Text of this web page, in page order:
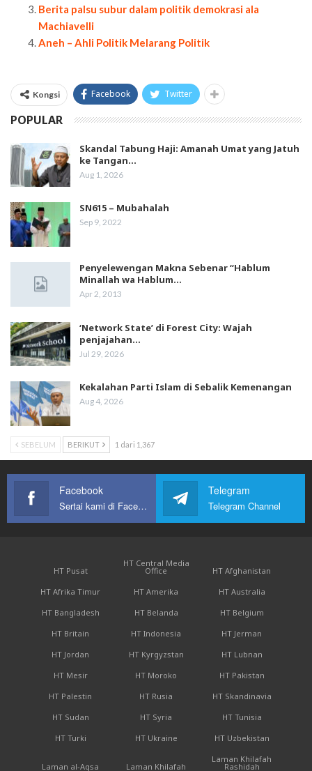
Berita palsu subur dalam politik demokrasi ala
Machiavelli
Aneh – Ahli Politik Melarang Politik
Kongsi Facebook Twitter
POPULAR
Skandal Tabung Haji: Amanah Umat yang Jatuh
ke Tangan…
Aug 1, 2026
SN615 – Mubahalah
Sep 9, 2022
Penyelewengan Makna Sebenar “Hablum
Minallah wa Hablum…
Apr 2, 2013
‘Network State’ di Forest City: Wajah
penjajahan…
Jul 29, 2026
Kekalahan Parti Islam di Sebalik Kemenangan
Aug 4, 2026
SEBELUM BERIKUT 1 dari 1,367
Facebook
Sertai kami di Facebook
Telegram
Telegram Channel
HT Pusat
HT Central Media
Office
HT Afghanistan
HT Afrika Timur
HT Amerika
HT Australia
HT Bangladesh
HT Belanda
HT Belgium
HT Britain
HT Indonesia
HT Jerman
HT Jordan
HT Kyrgyzstan
HT Lubnan
HT Mesir
HT Moroko
HT Pakistan
HT Palestin
HT Rusia
HT Skandinavia
HT Sudan
HT Syria
HT Tunisia
HT Turki
HT Ukraine HT Uzbekistan
Laman al-Aqsa Laman Khilafah
Laman Khilafah
Rashidah